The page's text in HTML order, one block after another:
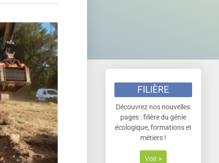
FILIÈRE
Découvrez nos nouvelles
pages : filière du génie
écologique, formations et
métiers !
Voir >